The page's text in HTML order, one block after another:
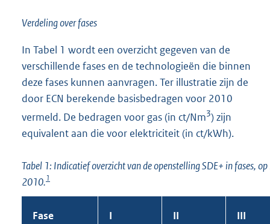
Verdeling over fases
In Tabel 1 wordt een overzicht gegeven van de
verschillende fases en de technologieën die binnen
deze fases kunnen aanvragen. Ter illustratie zijn de
door ECN berekende basisbedragen voor 2010
vermeld. De bedragen voor gas (in ct/Nm3) zijn
equivalent aan die voor elektriciteit (in ct/kWh).
Tabel 1: Indicatief overzicht van de openstelling SDE+ in fases,
2010.1
Fase I II III